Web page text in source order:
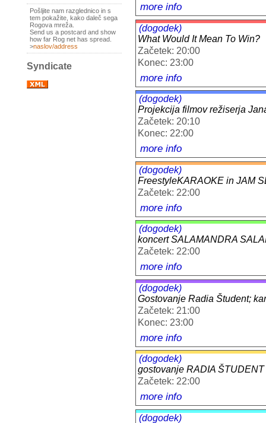
Pošljite nam razglednico in s
tem pokažite, kako daleč sega
Rogova mreža.
Send us a postcard and show
how far Rog net has spread.
>naslov/address
Syndicate
more info
(dogodek)
What Would It Mean To Win?
Začetek: 20:00
Konec: 23:00
more info
(dogodek)
Projekcija filmov režiserja
Začetek: 20:10
Konec: 22:00
more info
(dogodek)
FreestyleKARAOKE in JAM
Začetek: 22:00
more info
(dogodek)
koncert SALAMANDRA
Začetek: 22:00
more info
(dogodek)
Gostovanje Radia Študent;
Začetek: 21:00
Konec: 23:00
more info
(dogodek)
gostovanje RADIA
Začetek: 22:00
more info
(dogodek)